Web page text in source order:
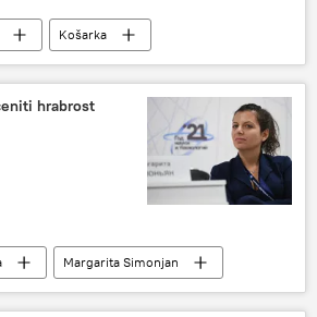
Košarka
hrabrost
Margarita Simonjan